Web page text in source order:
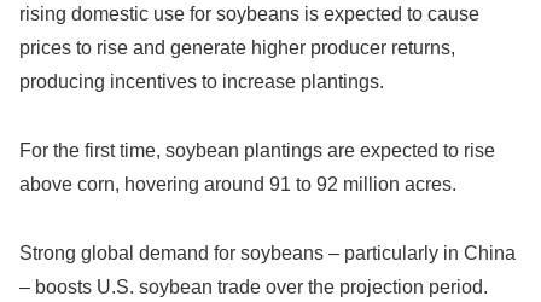
rising domestic use for soybeans is expected to cause
prices to rise and generate higher producer returns,
producing incentives to increase plantings.
For the first time, soybean plantings are expected to rise
above corn, hovering around 91 to 92 million acres.
Strong global demand for soybeans – particularly in China
– boosts U.S. soybean trade over the projection period.